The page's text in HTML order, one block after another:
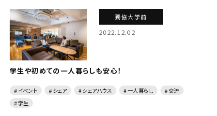
獨協大学前
2022.12.02
学生や初めての一人暮らしも安心！
# イベント # シェア # シェアハウス # 一人暮らし
# 交流
# 学生